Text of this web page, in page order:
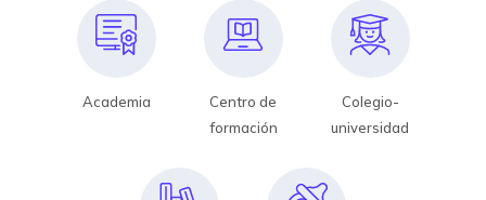
Academia
Centro de
formación
Colegio-
universidad